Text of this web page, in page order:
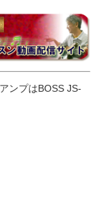
ンプはBOSS JS-